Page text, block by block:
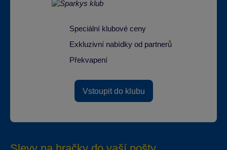
Speciální klubové ceny
Exkluzivní nabídky od partnerů
Překvapení
Vstoupit do klubu